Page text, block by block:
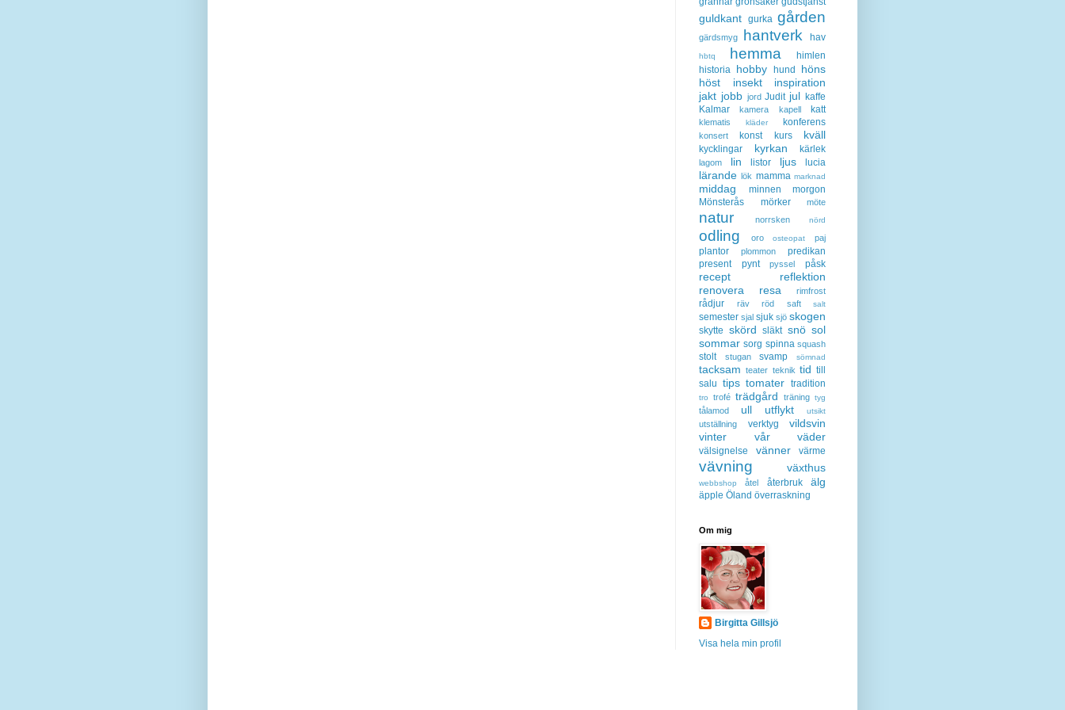
guldkant gurka gården
gärdsmyg hantverk hav
hbtq hemma
himlen
historia hobby hund
höns
höst
insekt
inspiration
jakt jobb jord Judit jul kaffe
Kalmar
kamera kapell katt
klematis kläder konferens
konsert konst kurs kväll
kycklingar kyrkan kärlek
lagom lin listor ljus lucia
lärande lök mamma marknad
middag minnen
morgon
Mönsterås
mörker möte
natur norrsken nörd
odling oro osteopat paj
plantor plommon
predikan
present
pynt pyssel påsk
recept
reflektion
renovera
resa rimfrost
rådjur räv röd saft salt
semester sjal sjuk sjö skogen
skytte skörd släkt snö sol
sommar sorg spinna squash
stolt stugan svamp sömnad
tacksam teater teknik tid till
salu tips tomater tradition
tro trofé trädgård träning tyg
tålamod ull utflykt utsikt
utställning verktyg
vildsvin
vinter
vår väder
välsignelse vänner värme
vävning växthus
webbshop åtel återbruk älg
äpple Öland överraskning
Om mig
Birgitta Gillsjö
Visa hela min profil